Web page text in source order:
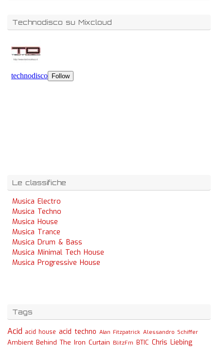
Technodisco su Mixcloud
Le classifiche
Musica Electro
Musica Techno
Musica House
Musica Trance
Musica Drum & Bass
Musica Minimal Tech House
Musica Progressive House
Tags
Acid acid house acid techno Alan Fitzpatrick Alessandro Schiffer
Ambient Behind The Iron Curtain BlitzFm BTIC Chris Liebing